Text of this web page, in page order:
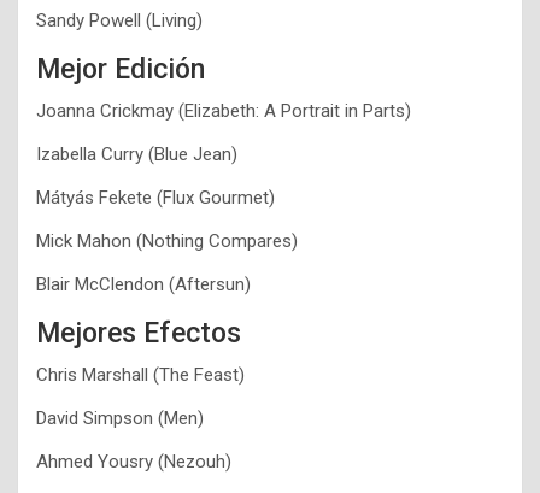
Sandy Powell (Living)
Mejor Edición
Joanna Crickmay (Elizabeth: A Portrait in Parts)
Izabella Curry (Blue Jean)
Mátyás Fekete (Flux Gourmet)
Mick Mahon (Nothing Compares)
Blair McClendon (Aftersun)
Mejores Efectos
Chris Marshall (The Feast)
David Simpson (Men)
Ahmed Yousry (Nezouh)